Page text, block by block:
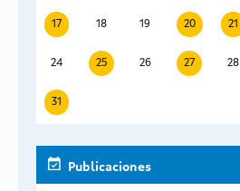
17 18 19 20 21
24 25 26 27 28
31
Publicaciones